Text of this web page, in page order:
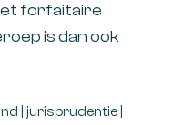
forfaitaire
is dan ook
| jurisprudentie |